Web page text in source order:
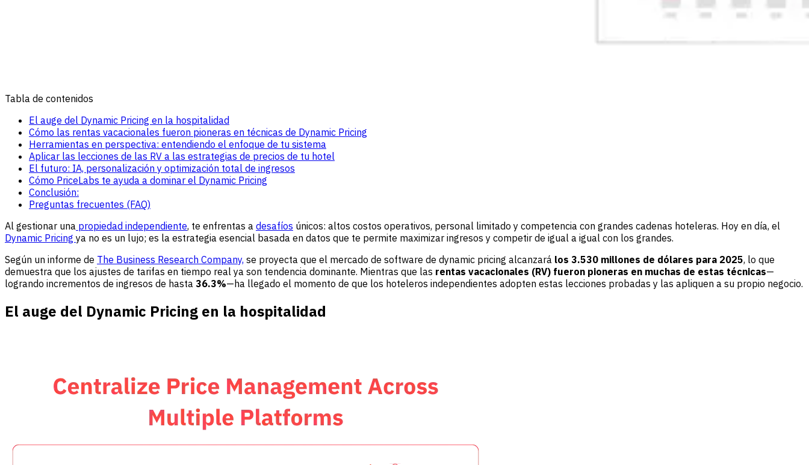
Tabla de contenidos
El auge del Dynamic Pricing en la hospitalidad
Cómo las rentas vacacionales fueron pioneras en técnicas de Dynamic Pricing
Herramientas en perspectiva: entendiendo el enfoque de tu sistema
Aplicar las lecciones de las RV a las estrategias de precios de tu hotel
El futuro: IA, personalización y optimización total de ingresos
Cómo PriceLabs te ayuda a dominar el Dynamic Pricing
Conclusión:
Preguntas frecuentes (FAQ)
Al gestionar una propiedad independiente, te enfrentas a desafíos únicos: altos costos operativos, personal limitado y competencia con grandes cadenas hoteleras. Hoy en día, el
Dynamic Pricing ya no es un lujo; es la estrategia esencial basada en datos que te permite maximizar ingresos y competir de igual a igual con los grandes.
Según un informe de The Business Research Company, se proyecta que el mercado de software de dynamic pricing alcanzará los 3.530 millones de dólares para 2025, lo que
demuestra que los ajustes de tarifas en tiempo real ya son tendencia dominante. Mientras que las rentas vacacionales (RV) fueron pioneras en muchas de estas técnicas—
logrando incrementos de ingresos de hasta 36.3%—ha llegado el momento de que los hoteleros independientes adopten estas lecciones probadas y las apliquen a su propio negocio.
El auge del Dynamic Pricing en la hospitalidad